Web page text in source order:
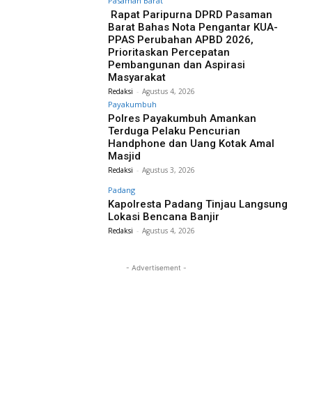
Rapat Paripurna DPRD Pasaman
Barat Bahas Nota Pengantar KUA-
PPAS Perubahan APBD 2026,
Prioritaskan Percepatan
Pembangunan dan Aspirasi
Masyarakat
Redaksi - Agustus 4, 2026
Payakumbuh
Polres Payakumbuh Amankan
Terduga Pelaku Pencurian
Handphone dan Uang Kotak Amal
Masjid
Redaksi - Agustus 3, 2026
Padang
Kapolresta Padang Tinjau Langsung
Lokasi Bencana Banjir
Redaksi - Agustus 4, 2026
- Advertisement -